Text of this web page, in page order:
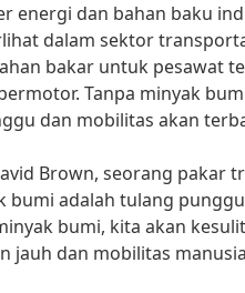
energi dan bahan baku
dalam sektor
bakar untuk pesawat
Tanpa minyak
dan mobilitas akan
Brown, seorang pakar
bumi adalah tulang
bumi, kita akan
jauh dan mobilitas